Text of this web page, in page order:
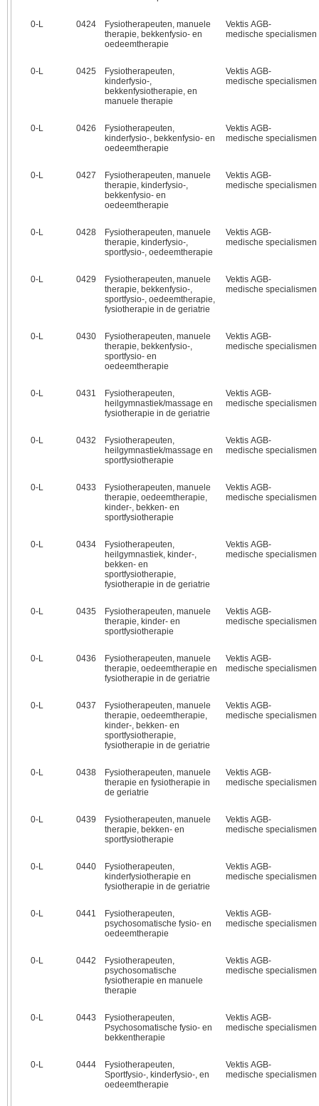
0‑L 0424
Fysiotherapeuten, manuele
therapie, bekkenfysio- en
oedeemtherapie
Vektis AGB-
medische specialismen
0‑L 0425
Fysiotherapeuten,
kinderfysio-,
bekkenfysiotherapie, en
manuele therapie
Vektis AGB-
medische specialismen
0‑L 0426
Fysiotherapeuten,
kinderfysio-, bekkenfysio- en
oedeemtherapie
Vektis AGB-
medische specialismen
0‑L 0427
Fysiotherapeuten, manuele
therapie, kinderfysio-,
bekkenfysio- en
oedeemtherapie
Vektis AGB-
medische specialismen
0‑L 0428
Fysiotherapeuten, manuele
therapie, kinderfysio-,
sportfysio-, oedeemtherapie
Vektis AGB-
medische specialismen
0‑L 0429
Fysiotherapeuten, manuele
therapie, bekkenfysio-,
sportfysio-, oedeemtherapie,
fysiotherapie in de geriatrie
Vektis AGB-
medische specialismen
0‑L 0430
Fysiotherapeuten, manuele
therapie, bekkenfysio-,
sportfysio- en
oedeemtherapie
Vektis AGB-
medische specialismen
0‑L 0431
Fysiotherapeuten,
heilgymnastiek/massage en
fysiotherapie in de geriatrie
Vektis AGB-
medische specialismen
0‑L 0432
Fysiotherapeuten,
heilgymnastiek/massage en
sportfysiotherapie
Vektis AGB-
medische specialismen
0‑L 0433
Fysiotherapeuten, manuele
therapie, oedeemtherapie,
kinder-, bekken- en
sportfysiotherapie
Vektis AGB-
medische specialismen
0‑L 0434
Fysiotherapeuten,
heilgymnastiek, kinder-,
bekken- en
sportfysiotherapie,
fysiotherapie in de geriatrie
Vektis AGB-
medische specialismen
0‑L 0435
Fysiotherapeuten, manuele
therapie, kinder- en
sportfysiotherapie
Vektis AGB-
medische specialismen
0‑L 0436
Fysiotherapeuten, manuele
therapie, oedeemtherapie en
fysiotherapie in de geriatrie
Vektis AGB-
medische specialismen
0‑L 0437
Fysiotherapeuten, manuele
therapie, oedeemtherapie,
kinder-, bekken- en
sportfysiotherapie,
fysiotherapie in de geriatrie
Vektis AGB-
medische specialismen
0‑L 0438
Fysiotherapeuten, manuele
therapie en fysiotherapie in
de geriatrie
Vektis AGB-
medische specialismen
0‑L 0439
Fysiotherapeuten, manuele
therapie, bekken- en
sportfysiotherapie
Vektis AGB-
medische specialismen
0‑L 0440
Fysiotherapeuten,
kinderfysiotherapie en
fysiotherapie in de geriatrie
Vektis AGB-
medische specialismen
0‑L 0441
Fysiotherapeuten,
psychosomatische fysio- en
oedeemtherapie
Vektis AGB-
medische specialismen
0‑L 0442
Fysiotherapeuten,
psychosomatische
fysiotherapie en manuele
therapie
Vektis AGB-
medische specialismen
0‑L 0443
Fysiotherapeuten,
Psychosomatische fysio- en
bekkentherapie
Vektis AGB-
medische specialismen
0‑L 0444
Fysiotherapeuten,
Sportfysio-, kinderfysio-, en
oedeemtherapie
Vektis AGB-
medische specialismen